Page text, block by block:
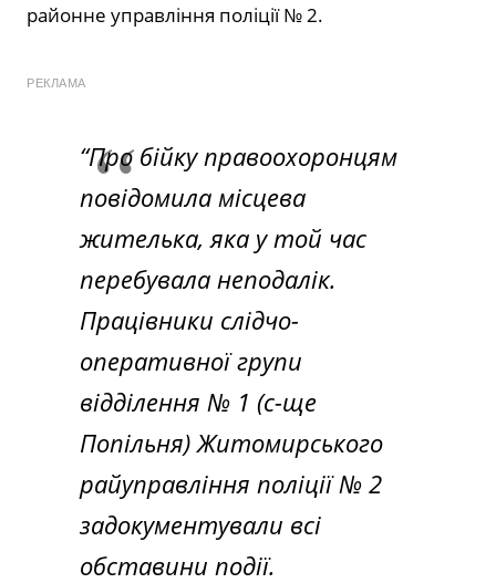
районне управління поліції № 2.
РЕКЛАМА
“Про бійку правоохоронцям
повідомила місцева
жителька, яка у той час
перебувала неподалік.
Працівники слідчо-
оперативної групи
відділення № 1 (с-ще
Попільня) Житомирського
райуправління поліції № 2
задокументували всі
обставини події.